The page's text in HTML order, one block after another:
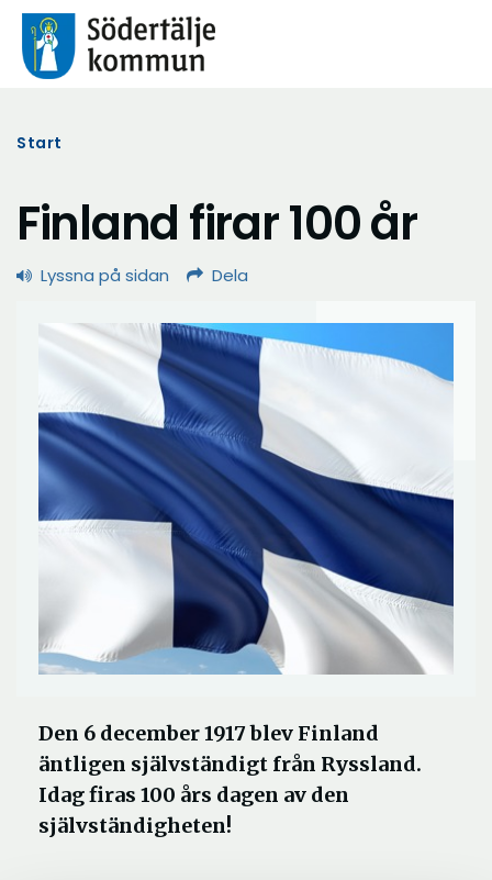
Start
Finland firar 100 år
Lyssna på sidan Dela
Den 6 december 1917 blev Finland
äntligen självständigt från Ryssland.
Idag firas 100 års dagen av den
självständigheten!